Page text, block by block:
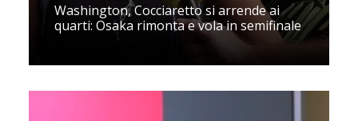
Washington, Cocciaretto si arrende ai
quarti: Osaka rimonta e vola in semifinale